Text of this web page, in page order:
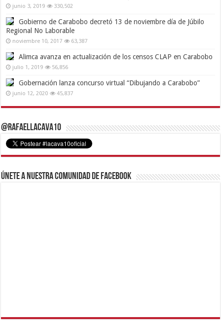
junio 3, 2019 330,502
Gobierno de Carabobo decretó 13 de noviembre día de Júbilo
Regional No Laborable
noviembre 10, 2017 63,387
Alimca avanza en actualización de los censos CLAP en Carabobo
julio 1, 2019 56,856
Gobernación lanza concurso virtual “Dibujando a Carabobo”
junio 12, 2020 45,837
@RafaelLacava10
Únete a nuestra comunidad de Facebook